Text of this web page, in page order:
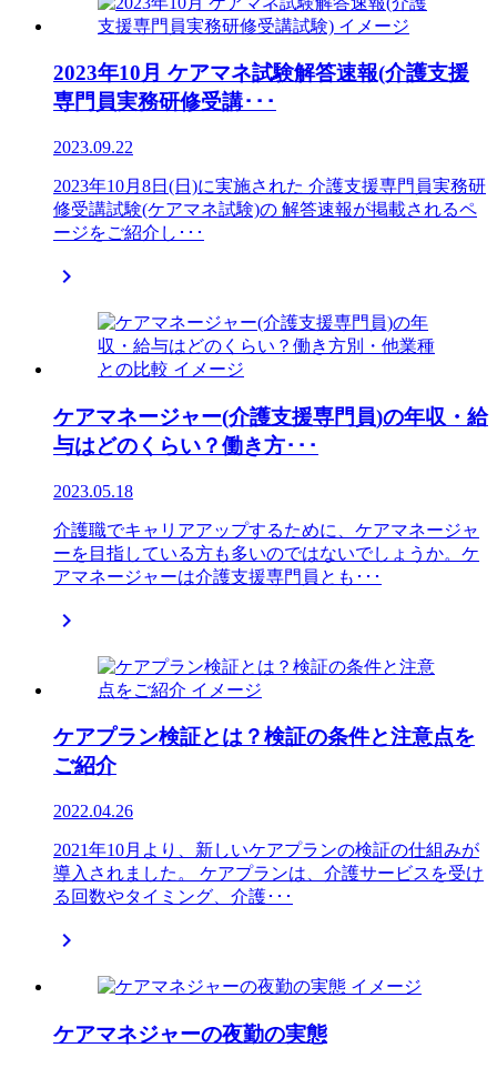
2023年10月 ケアマネ試験解答速報(介護支援
専門員実務研修受講･･･
2023.09.22
2023年10月8日(日)に実施された 介護支援専門員実務研
修受講試験(ケアマネ試験)の 解答速報が掲載されるペ
ージをご紹介し･･･

ケアマネージャー(介護支援専門員)の年収・給
与はどのくらい？働き方･･･
2023.05.18
介護職でキャリアアップするために、ケアマネージャ
ーを目指している方も多いのではないでしょうか。ケ
アマネージャーは介護支援専門員とも･･･

ケアプラン検証とは？検証の条件と注意点を
ご紹介
2022.04.26
2021年10月より、新しいケアプランの検証の仕組みが
導入されました。 ケアプランは、介護サービスを受け
る回数やタイミング、介護･･･

ケアマネジャーの夜勤の実態